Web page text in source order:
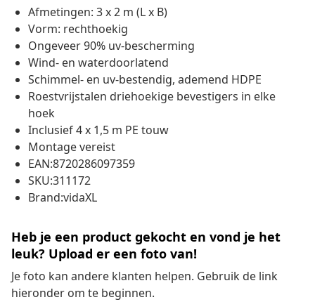
Afmetingen: 3 x 2 m (L x B)
Vorm: rechthoekig
Ongeveer 90% uv-bescherming
Wind- en waterdoorlatend
Schimmel- en uv-bestendig, ademend HDPE
Roestvrijstalen driehoekige bevestigers in elke
hoek
Inclusief 4 x 1,5 m PE touw
Montage vereist
EAN:8720286097359
SKU:311172
Brand:vidaXL
Heb je een product gekocht en vond je het
leuk? Upload er een foto van!
Je foto kan andere klanten helpen. Gebruik de link
hieronder om te beginnen.